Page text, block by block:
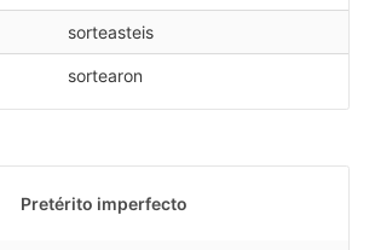
sorteasteis
sortearon
Pretérito imperfecto